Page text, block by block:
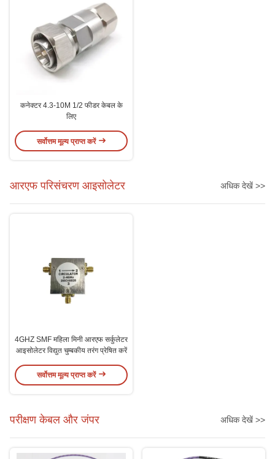
कनेक्टर 4.3-10M 1/2 फीडर केबल के
लिए
सर्वोत्तम मूल्य प्राप्त करें
आरएफ परिसंचरण आइसोलेटर अधिक देखें >>
4GHZ SMF महिला मिनी आरएफ सर्कुलेटर
आइसोलेटर विद्युत चुम्बकीय तरंग प्रेषित करें
सर्वोत्तम मूल्य प्राप्त करें
परीक्षण केबल और जंपर अधिक देखें >>